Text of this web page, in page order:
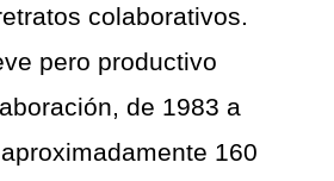
colaborativos.
pero productivo
de 1983 a
160